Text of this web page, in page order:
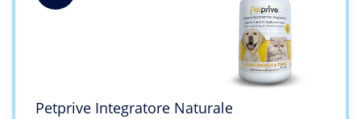
Petprive Integratore Naturale